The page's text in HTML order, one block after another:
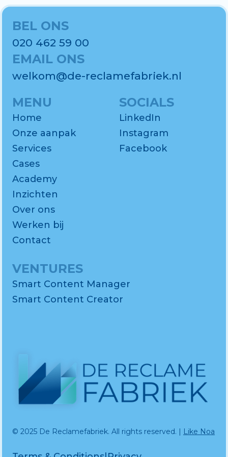
BEL ONS
020 462 59 00
EMAIL ONS
welkom@de-reclamefabriek.nl
SOCIALS
LinkedIn
Instagram
Facebook
MENU
Home
Onze aanpak
Services
Cases
Academy
Inzichten
Over ons
Werken bij
Contact
VENTURES
Smart Content Manager
Smart Content Creator
© 2025 De Reclamefabriek. All rights reserved. | Like Noa